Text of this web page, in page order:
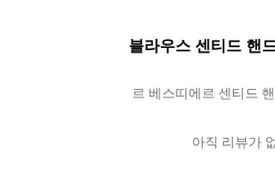
블라우스 센티드 핸
르 베스띠에르 센티드
아직 리뷰가